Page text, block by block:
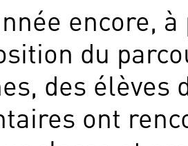
encore,
du
des élèves
ont